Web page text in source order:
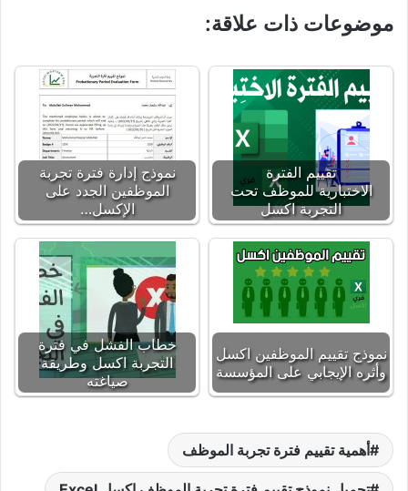
موضوعات ذات علاقة:
تقييم الفترة
الاختبارية للموظف تحت
التجربة اكسل
نموذج إدارة فترة تجربة
الموظفين الجدد على
الإكسل…
نموذج تقييم الموظفين اكسل
وأثره الإيجابي على المؤسسة
خطاب الفشل في فترة
التجربة اكسل وطريقة
صياغته
أهمية تقييم فترة تجربة الموظف